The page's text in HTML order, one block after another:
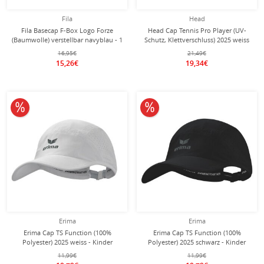
Fila
Fila Basecap F-Box Logo Forze
(Baumwolle) verstellbar navyblau - 1
Stück
16,95€
15,26€
Head
Head Cap Tennis Pro Player (UV-
Schutz, Klettverschluss) 2025 weiss
21,49€
19,34€
Erima
Erima Cap TS Function (100%
Polyester) 2025 weiss - Kinder
11,99€
10% reduziert
Erima
Erima Cap TS Function (100%
Polyester) 2025 schwarz - Kinder
11,99€
10% reduziert